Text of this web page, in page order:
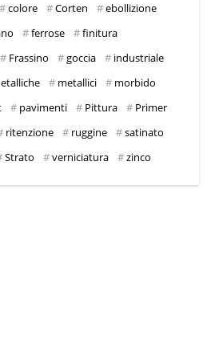
colore Corten
ebollizione
ferrose
finitura
Frassino goccia
industriale
metallici
morbido
pavimenti Pittura
Primer
ritenzione ruggine
satinato
Strato verniciatura zinco